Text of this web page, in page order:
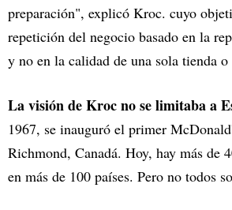
preparación", explicó Kroc. cuyo
repetición del negocio basado en la
y no en la calidad de una sola tienda o
La visión de Kroc no se limitaba a
1967, se inauguró el primer
Richmond, Canadá. Hoy, hay más de
en más de 100 países. Pero no todos